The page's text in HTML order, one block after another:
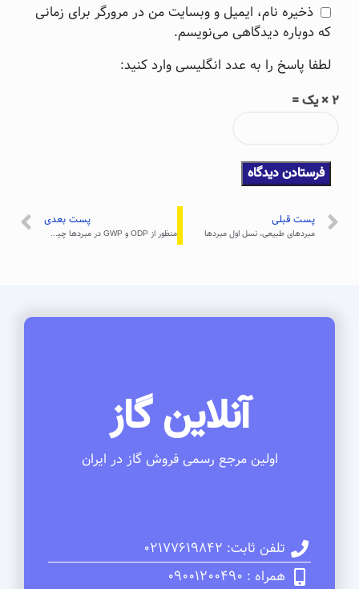
ذخیره نام، ایمیل و وبسایت من در مرورگر برای زمانی
که دوباره دیدگاهی می‌نویسم.
لطفا پاسخ را به عدد انگلیسی وارد کنید:
2 × یک =
پست قبلی
مبردهای طبیعی، نسل اول مبردها
پست بعدی
منظور از ODP و GWP در مبردها چیست ؟
آنلاین گاز
اولین مرجع رسمی فروش گاز در ایران
تلفن ثابت: 02177619842
همراه : 09001200490